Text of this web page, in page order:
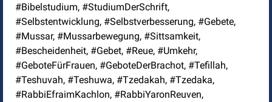
#Bibelstudium, #StudiumDerSchrift,
#Selbstentwicklung, #Selbstverbesserung, #Gebete,
#Mussar, #Mussarbewegung, #Sittsamkeit,
#Bescheidenheit, #Gebet, #Reue, #Umkehr,
#GeboteFürFrauen, #GeboteDerBrachot, #Tefillah,
#Teshuvah, #Teshuwa, #Tzedakah, #Tzedaka,
#RabbiEfraimKachlon, #RabbiYaronReuven,